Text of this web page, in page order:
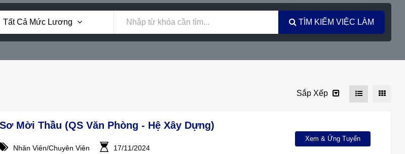
Tất Cả Mức Lương TÌM KIẾM VIỆC LÀM
Sắp Xếp
Mời Thầu (QS Văn Phòng - Hệ Xây Dựng)
Nhân Viên/Chuyên Viên 17/11/2024
Xem & Ứng Tuyển